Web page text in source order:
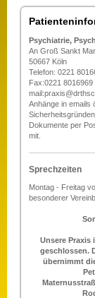
Psychiatrie,
An Groß Sankt
50667 Köln
Telefon: 0221
Fax:0221 8016969
Anhänge in emails
Dokumente per
mit.
Sprechzeiten
Montag - Freitag
besonderer
Unsere Praxis
geschlossen.
übernimmt